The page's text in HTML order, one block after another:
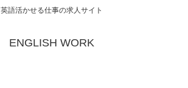
英語活かせる仕事の求人サイト
ENGLISH WORK